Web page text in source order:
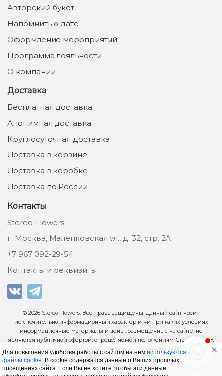
Для повышения удобства работы с сайтом на нем используются
файлы cookie. В cookie содержатся данные о Ваших прошлых
посещениях сайта. Если Вы не хотите, чтобы эти данные
Авторский букет
Напомнить о дате
Оформление мероприятий
Программа лояльности
О компании
Доставка
Бесплатная доставка
Анонимная доставка
Круглосуточная доставка
Доставка в корзине
Доставка в коробке
Доставка по России
Контакты
Stereo Flowers
г. Москва, Маленковская ул., д. 32, стр. 2А
+7 967 092-29-54
Контакты и реквизиты
© 2026 Stereo Flowers . Все права защищены. Данный сайт носит
исключительно информационный характер и ни при каких условиях
информационные материалы и цены, размещенные на сайте, не
являются публичной офертой, определяемой положениям Статьи 437 ГК
Политика в отношении обработки персональных данных